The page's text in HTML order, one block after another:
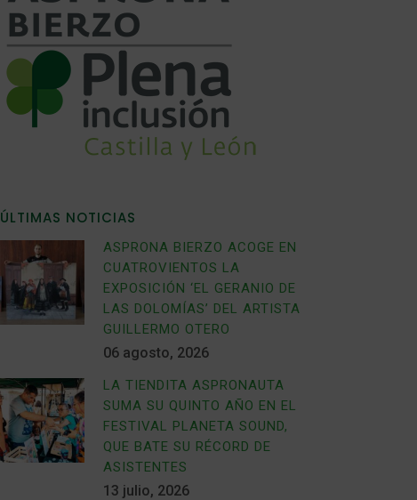
ÚLTIMAS NOTICIAS
ASPRONA BIERZO ACOGE EN
CUATROVIENTOS LA
EXPOSICIÓN ‘EL GERANIO DE
LAS DOLOMÍAS’ DEL ARTISTA
GUILLERMO OTERO
06 agosto, 2026
LA TIENDITA ASPRONAUTA
SUMA SU QUINTO AÑO EN EL
FESTIVAL PLANETA SOUND,
QUE BATE SU RÉCORD DE
ASISTENTES
13 julio, 2026